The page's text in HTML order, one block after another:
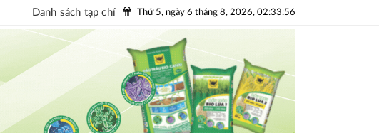
Danh sách tạp chí Thứ 5, ngày 6 tháng 8, 2026, 02:33:58